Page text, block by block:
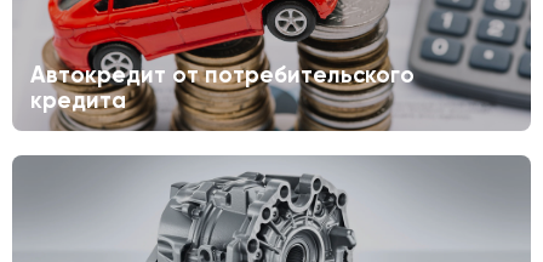
Автокредит от потребительского
кредита